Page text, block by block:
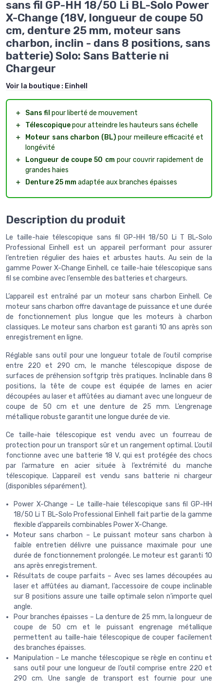
sans fil GP-HH 18/50 Li BL-Solo Power
X-Change (18V, longueur de coupe 50
cm, denture 25 mm, moteur sans
charbon, inclin - dans 8 positions, sans
batterie) Solo: Sans Batterie ni
Chargeur
Voir la boutique : Einhell
＋ Sans fil pour liberté de mouvement
＋
Télescopiquepour atteindre les hauteurs sans échelle
＋
Moteur sans charbon (BL) pour meilleure efficacité et
longévité
＋
Longueur de coupe 50 cmpour couvrir rapidement de
grandes haies
＋
Denture 25 mmadaptée aux branches épaisses
Description du produit
Le taille-haie télescopique sans fil GP-HH 18/50 Li T BL-Solo
Professional Einhell est un appareil performant pour assurer
l’entretien régulier des haies et arbustes hauts. Au sein de la
gamme Power X-Change Einhell, ce taille-haie télescopique sans
fil se combine avec l’ensemble des batteries et chargeurs.
L’appareil est entraîné par un moteur sans charbon Einhell. Ce
moteur sans charbon offre davantage de puissance et une durée
de fonctionnement plus longue que les moteurs à charbon
classiques. Le moteur sans charbon est garanti 10 ans après son
enregistrement en ligne.
Réglable sans outil pour une longueur totale de l’outil comprise
entre 220 et 290 cm, le manche télescopique dispose de
surfaces de préhension softgrip très pratiques. Inclinable dans 8
positions, la tête de coupe est équipée de lames en acier
découpées au laser et affûtées au diamant avec une longueur de
coupe de 50 cm et une denture de 25 mm. L’engrenage
métallique robuste garantit une longue durée de vie.
Ce taille-haie télescopique est vendu avec un fourreau de
protection pour un transport sûr et un rangement optimal. L’outil
fonctionne avec une batterie 18 V, qui est protégée des chocs
par l’armature en acier située à l’extrémité du manche
télescopique. L’appareil est vendu sans batterie ni chargeur
(disponibles séparément).
Power X-Change – Le taille-haie télescopique sans fil GP-HH
18/50 Li T BL-Solo Professional Einhell fait partie de la gamme
flexible d’appareils combinables Power X-Change.
Moteur sans charbon – Le puissant moteur sans charbon à
faible entretien délivre une puissance maximale pour une
durée de fonctionnement prolongée. Le moteur est garanti 10
ans après enregistrement.
Résultats de coupe parfaits – Avec ses lames découpées au
laser et affûtées au diamant, l’accessoire de coupe inclinable
sur 8 positions assure une taille optimale selon n’importe quel
angle.
Pour branches épaisses – La denture de 25 mm, la longueur de
coupe de 50 cm et le puissant engrenage métallique
permettent au taille-haie télescopique de couper facilement
des branches épaisses.
Manipulation – Le manche télescopique se règle en continu et
sans outil pour une longueur de l’outil comprise entre 220 et
290 cm. Une sangle de transport est fournie pour une